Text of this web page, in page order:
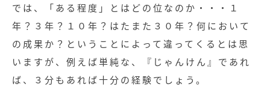
では、「ある程度」とはどの位なのか・・・１
年？３年？１０年？はたまた３０年？何において
の成果か？ということによって違ってくるとは思
いますが、例えば単純な、『じゃんけん』であれ
ば、３分もあれば十分の経験でしょう。